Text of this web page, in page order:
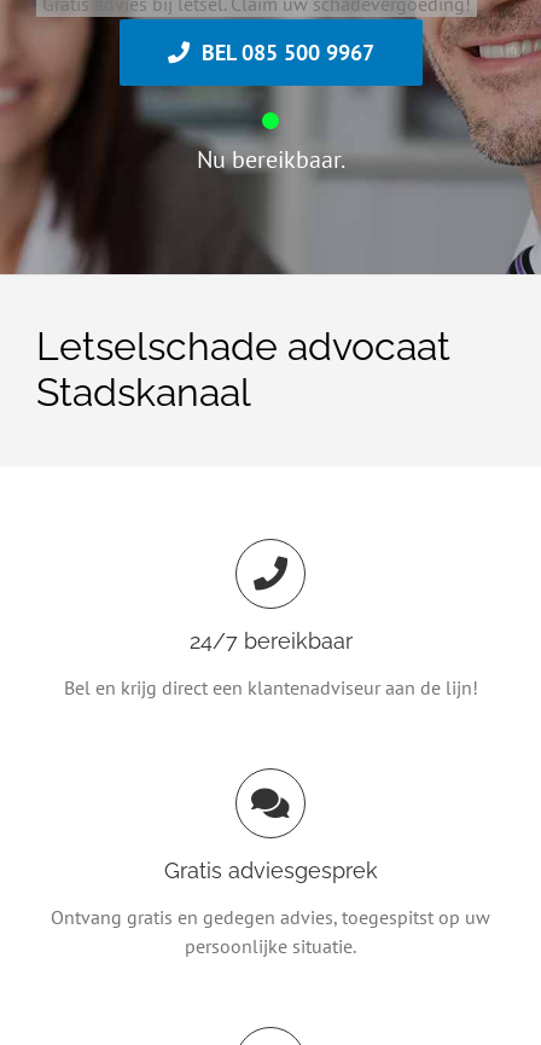
BEL 085 500 9967
Nu bereikbaar.
Letselschade advocaat
Stadskanaal
24/7 bereikbaar
Bel en krijg direct een klantenadviseur aan de lijn!
Gratis adviesgesprek
Ontvang gratis en gedegen advies, toegespitst op uw
persoonlijke situatie.